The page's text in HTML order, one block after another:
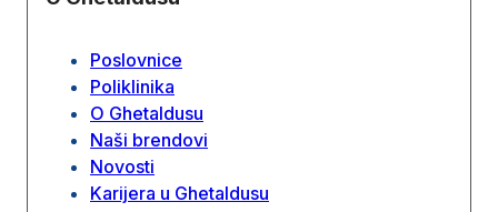
Poslovnice
Poliklinika
O Ghetaldusu
Naši brendovi
Novosti
Karijera u Ghetaldusu